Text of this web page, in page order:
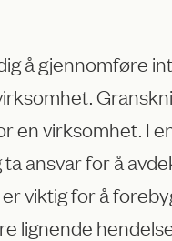
å gjennomføre
en virksomhet. I
ansvar for å
viktig for å
lignende